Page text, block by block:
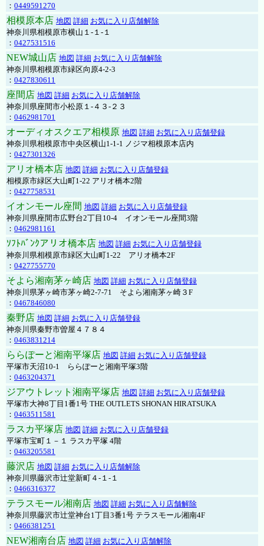
： 0449591270
相模原本店 地図 詳細 お気に入り店舗解除
神奈川県相模原市横山１-１-１
： 0427531516
NEW城山店 地図 詳細 お気に入り店舗解除
神奈川県相模原市緑区向原4-2-3
： 0427830611
座間店 地図 詳細 お気に入り店舗解除
神奈川県座間市小松原１-４３-２３
： 0462981701
オーディオスクエア相模原 地図 詳細 お気に入り店舗登録
神奈川県相模原市中央区横山1-1-1 ノジマ相模原本店内
： 0427301326
アリオ橋本店 地図 詳細 お気に入り店舗登録
相模原市緑区大山町1-22 アリオ橋本2階
： 0427758531
イオンモール座間 地図 詳細 お気に入り店舗登録
神奈川県座間市広野台2丁目10-4 イオンモール座間3階
： 0462981161
ｿﾌﾄﾊﾞﾝｸアリオ橋本店 地図 詳細 お気に入り店舗登録
神奈川県相模原市緑区大山町1-22 アリオ橋本2F
： 0427755770
そよら湘南茅ヶ崎店 地図 詳細 お気に入り店舗登録
神奈川県茅ヶ崎市茅ヶ崎2‐7‐71 そよら湘南茅ヶ崎３F
： 0467846080
秦野店 地図 詳細 お気に入り店舗登録
神奈川県秦野市曽屋４７８４
： 0463831214
ららぽーと湘南平塚店 地図 詳細 お気に入り店舗登録
平塚市天沼10-1 ららぽーと湘南平塚3階
： 0463204371
ジアウトレット湘南平塚店 地図 詳細 お気に入り店舗登録
平塚市大神8丁目1番1号 THE OUTLETS SHONAN HIRATSUKA
： 0463511581
ラスカ平塚店 地図 詳細 お気に入り店舗登録
平塚市宝町１－１ ラスカ平塚 4階
： 0463205581
藤沢店 地図 詳細 お気に入り店舗解除
神奈川県藤沢市辻堂新町４-１-１
： 0466316377
テラスモール湘南店 地図 詳細 お気に入り店舗解除
神奈川県藤沢市辻堂神台1丁目3番1号 テラスモール湘南4F
： 0466381251
NEW湘南台店 地図 詳細 お気に入り店舗解除